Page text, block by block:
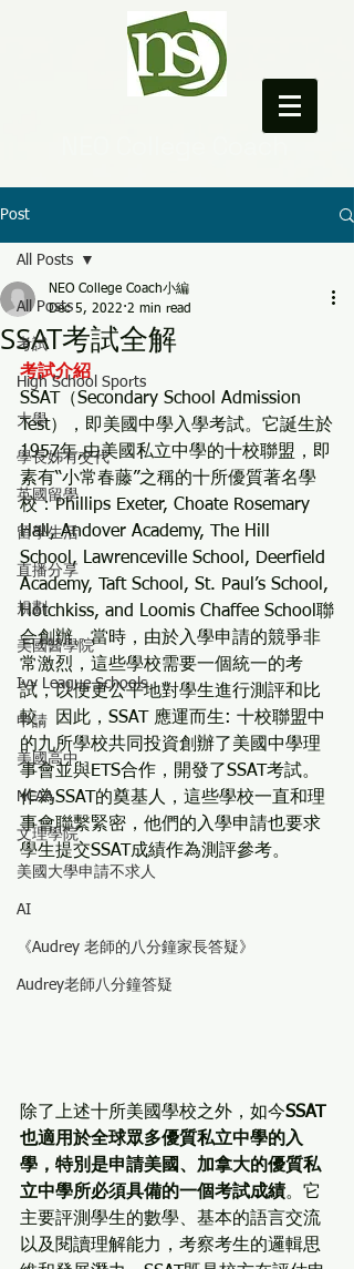
Post
All Posts
考試
High School Sports
大學
學長姊有交代
英國留學
留學生活
直播分享
規劃
美國醫學院
Ivy League Schools
申請
美國高中
NCAA
文理學院
美國大學申請不求人
AI
《Audrey 老師的八分鐘家長答疑》
Audrey老師八分鐘答疑
All Posts
SSAT考試全解
NEO College Coach小編
Dec 5, 2022 2 min read
考試介紹
SSAT（Secondary School Admission
Test），即美國中學入學考試。它誕生於
1957年,由美國私立中學的十校聯盟，即
素有“小常春藤”之稱的十所優質著名學
校：Phillips Exeter, Choate Rosemary
Hall, Andover Academy, The Hill
School, Lawrenceville School, Deerfield
Academy, Taft School, St. Paul’s School,
Hotchkiss, and Loomis Chaffee School聯
合創辦。當時，由於入學申請的競爭非
常激烈，這些學校需要一個統一的考
試，以便更公平地對學生進行測評和比
較。因此，SSAT 應運而生: 十校聯盟中
的九所學校共同投資創辦了美國中學理
事會並與ETS合作，開發了SSAT考試。
作為SSAT的奠基人，這些學校一直和理
事會聯繫緊密，他們的入學申請也要求
學生提交SSAT成績作為測評參考。
除了上述十所美國學校之外，如今SSAT
也適用於全球眾多優質私立中學的入
學，特別是申請美國、加拿大的優質私
立中學所必須具備的一個考試成績。它
主要評測學生的數學、基本的語言交流
以及閱讀理解能力，考察考生的邏輯思